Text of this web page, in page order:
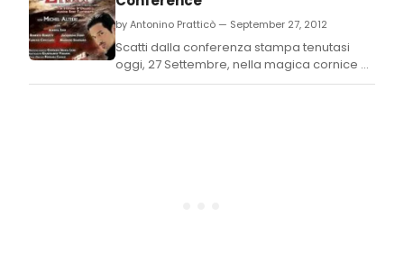
by Antonino Pratticò — September 27, 2012
Scatti dalla conferenza stampa tenutasi
oggi, 27 Settembre, nella magica cornice di
Villa Flaminia 'Il Club' a Roma per